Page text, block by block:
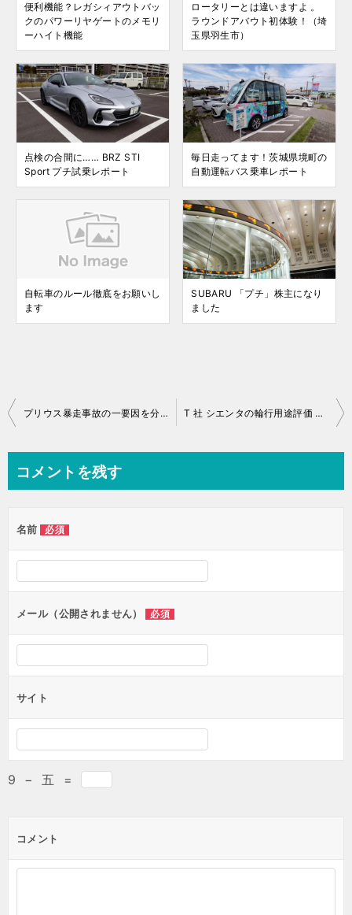
便利機能？レガシィアウトバッ
クのパワーリヤゲートのメモリ
ーハイト機能
ロータリーとは違いますよ 。
ラウンドアバウト初体験！（埼
玉県羽生市）
点検の合間に…… BRZ STI
Sport プチ試乗レポート
毎日走ってます！茨城県境町の
自動運転バス乗車レポート
自転車のルール徹底をお願いし
ます
SUBARU 「プチ」株主になり
ました
投
ビ
ー
シ
ョ
ン
プリウス暴走事故の一要因を分析してみます T 社 シエンタの輪行用途評価 Part.2
コメントを残す
名前 必須
メール（公開されません） 必須
サイト
9 − 五 =
コメント